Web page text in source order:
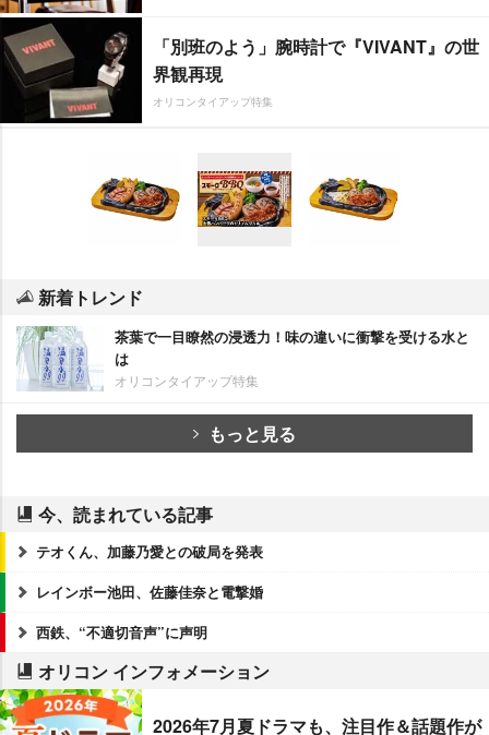
「別班のよう」腕時計で『VIVANT』の世
界観再現
オリコンタイアップ特集
新着トレンド
茶葉で一目瞭然の浸透力！味の違いに衝撃を受ける水と
は
オリコンタイアップ特集
もっと見る
今、読まれている記事
テオくん、加藤乃愛との破局を発表
レインボー池田、佐藤佳奈と電撃婚
西鉄、“不適切音声”に声明
オリコン インフォメーション
2026年7月夏ドラマも、注目作＆話題作が